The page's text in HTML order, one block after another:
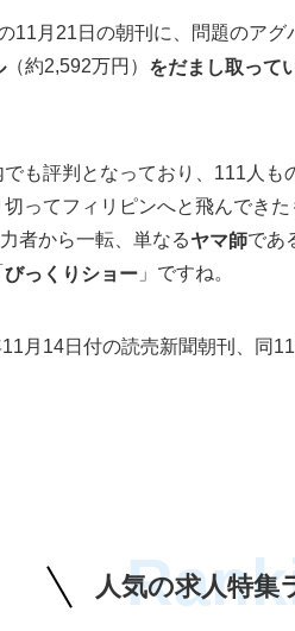
11月21日の朝刊に、問題のア
（約2,592万円） をだまし取って
も評判となっており、111人
ってフィリピンへと飛んでき
者から一転、単なるヤマ師であ
びっくりショー 」ですね。
月14日付の読売新聞朝刊、同
人気の求人特集